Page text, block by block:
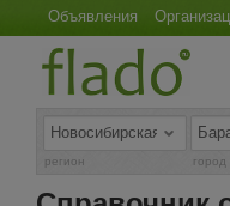
Объявления
регион город